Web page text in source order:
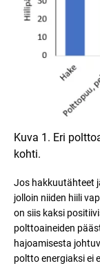
Kuva 1. Eri
kohti.
Jos hakkuutähteet
jolloin niiden hiili
on siis kaksi
polttoaineiden
hajoamisesta
poltto energiaksi ei